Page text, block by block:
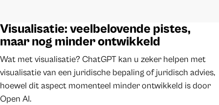
Visualisatie: veelbelovende pistes,
maar nog minder ontwikkeld
Wat met visualisatie? ChatGPT kan u zeker helpen met
visualisatie van een juridische bepaling of juridisch advies,
hoewel dit aspect momenteel minder ontwikkeld is door
Open AI.